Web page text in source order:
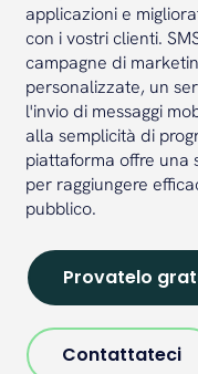
applicazioni e
con i vostri clienti.
campagne di
personalizzate, un
l'invio di messaggi
alla semplicità di
piattaforma offre una
per raggiungere
pubblico.
Provatelo
Contattateci